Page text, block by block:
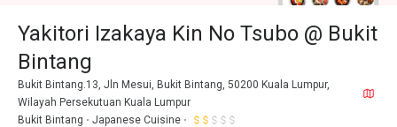
Yakitori Izakaya Kin No Tsubo @ Bukit
Bintang
Bukit Bintang.13, Jln Mesui, Bukit Bintang, 50200 Kuala Lumpur,
Wilayah Persekutuan Kuala Lumpur
Bukit Bintang
Japanese Cuisine